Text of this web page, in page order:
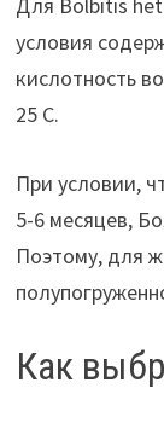
условия
кислотность
25 C.
При условии,
5-6 месяцев,
Поэтому, для
Как